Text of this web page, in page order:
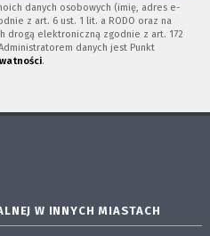
danych osobowych (imię, adres e-
z art. 6 ust. 1 lit. a RODO oraz na
drogą elektroniczną zgodnie z art. 172
danych jest Punkt
.
W INNYCH MIASTACH